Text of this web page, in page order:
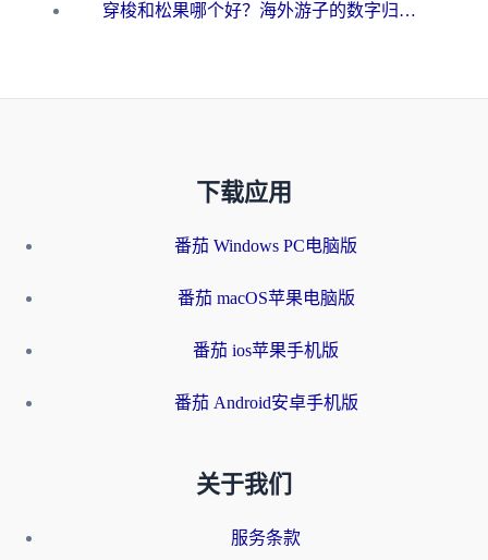
穿梭和松果哪个好？海外游子的数字归乡路，到底该怎么选
下载应用
番茄 Windows PC电脑版
番茄 macOS苹果电脑版
番茄 ios苹果手机版
番茄 Android安卓手机版
关于我们
服务条款